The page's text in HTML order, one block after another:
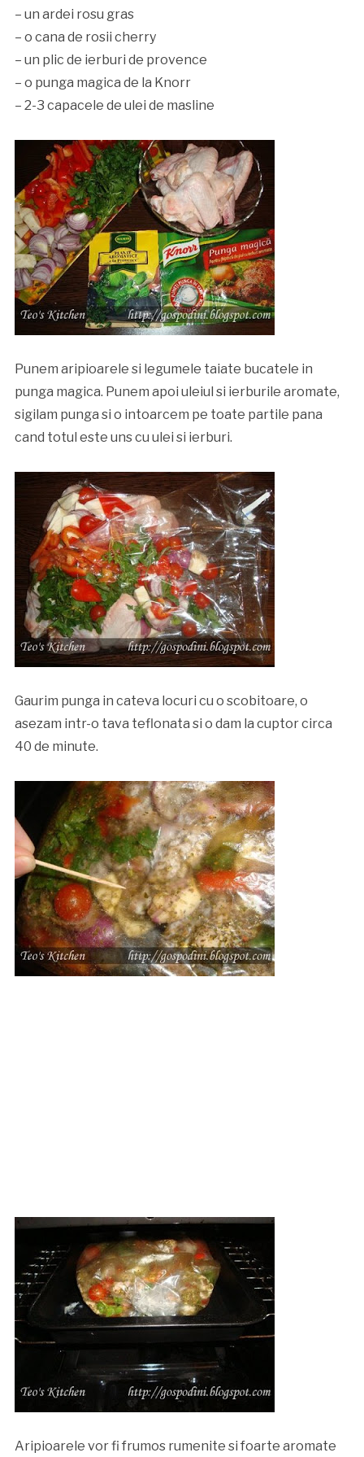
– un ardei rosu gras
– o cana de rosii cherry
– un plic de ierburi de provence
– o punga magica de la Knorr
– 2-3 capacele de ulei de masline
Punem aripioarele si legumele taiate bucatele in
punga magica. Punem apoi uleiul si ierburile aromate,
sigilam punga si o intoarcem pe toate partile pana
cand totul este uns cu ulei si ierburi.
Gaurim punga in cateva locuri cu o scobitoare, o
asezam intr-o tava teflonata si o dam la cuptor circa
40 de minute.
Aripioarele vor fi frumos rumenite si foarte aromate